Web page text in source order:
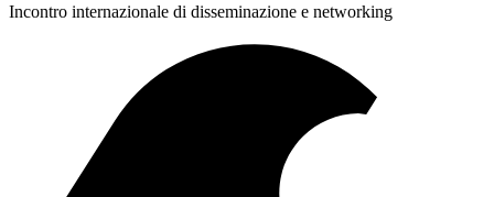
Incontro internazionale di disseminazione e networking